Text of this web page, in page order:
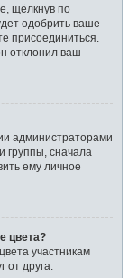
щёлкнув по
одобрить ваше
присоединиться.
отклонил ваш
администраторами
группы, сначала
ему личное
цвета?
участникам
друга.